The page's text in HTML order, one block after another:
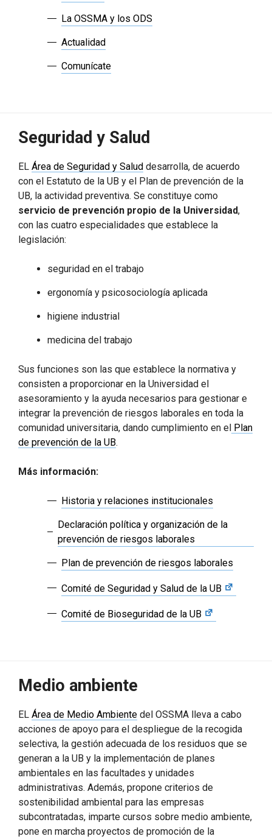
La OSSMA y los ODS
Actualidad
Comunícate
Seguridad y Salud
EL Área de Seguridad y Salud desarrolla, de acuerdo
con el Estatuto de la UB y el Plan de prevención de la
UB, la actividad preventiva. Se constituye como
servicio de prevención propio de la Universidad,
con las cuatro especialidades que establece la
legislación:
seguridad en el trabajo
ergonomía y psicosociología aplicada
higiene industrial
medicina del trabajo
Sus funciones son las que establece la normativa y
consisten a proporcionar en la Universidad el
asesoramiento y la ayuda necesarios para gestionar e
integrar la prevención de riesgos laborales en toda la
comunidad universitaria, dando cumplimiento en el Plan
de prevención de la UB.
Más información:
Historia y relaciones institucionales
Declaración política y organización de la
prevención de riesgos laborales
Plan de prevención de riesgos laborales
Comité de Seguridad y Salud de la UB
Comité de Bioseguridad de la UB
Medio ambiente
EL Área de Medio Ambiente del OSSMA lleva a cabo
acciones de apoyo para el despliegue de la recogida
selectiva, la gestión adecuada de los residuos que se
generan a la UB y la implementación de planes
ambientales en las facultades y unidades
administrativas. Además, propone criterios de
sostenibilidad ambiental para las empresas
subcontratadas, imparte cursos sobre medio ambiente,
pone en marcha proyectos de promoción de la